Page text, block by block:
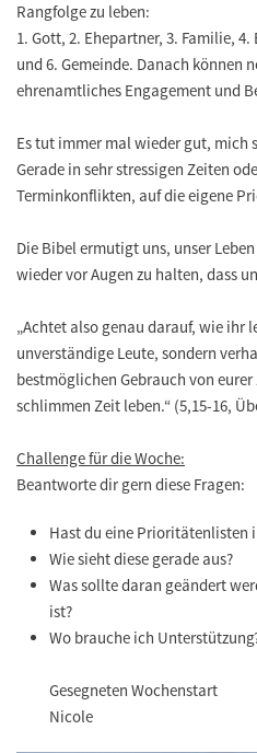
Rangfolge zu leben:
1. Gott, 2. Ehepartner, 3. Familie,
und 6. Gemeinde. Danach können
ehrenamtliches Engagement und
Es tut immer mal wieder gut, mich
Gerade in sehr stressigen Zeiten
Terminkonflikten, auf die eigene
Die Bibel ermutigt uns, unser
wieder vor Augen zu halten, dass
„Achtet also genau darauf, wie ihr
unverständige Leute, sondern
bestmöglichen Gebrauch von
schlimmen Zeit leben.“ (5,15-16,
Challenge für die Woche:
Beantworte dir gern diese Fragen:
Hast du eine Prioritätenlisten
Wie sieht diese gerade aus?
Was sollte daran geändert
ist?
Wo brauche ich
Gesegneten Wochenstart
Nicole